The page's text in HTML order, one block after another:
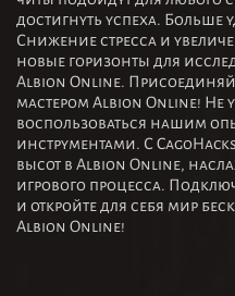
достигнуть успеха. Больше
Снижение стресса и
новые горизонты для
Albion Online.
мастером Albion Online! Не
воспользоваться нашим
инструментами. С
высот в Albion Online,
игрового процесса.
и откройте для себя мир
Albion Online!